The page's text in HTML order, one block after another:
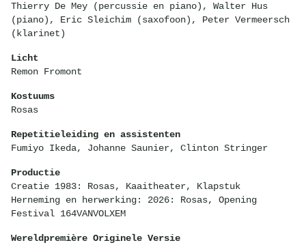
Thierry De Mey (percussie en piano), Walter Hus
(piano), Eric Sleichim (saxofoon), Peter Vermeersch
(klarinet)
Licht
Remon Fromont
Kostuums
Rosas
Repetitieleiding en assistenten
Fumiyo Ikeda, Johanne Saunier, Clinton Stringer
Productie
Creatie 1983: Rosas, Kaaitheater, Klapstuk
Herneming en herwerking: 2026: Rosas, Opening
Festival 164VANVOLXEM
Wereldpremière Originele Versie